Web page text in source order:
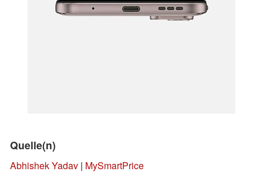
Quelle(n)
Abhishek Yadav | MySmartPrice